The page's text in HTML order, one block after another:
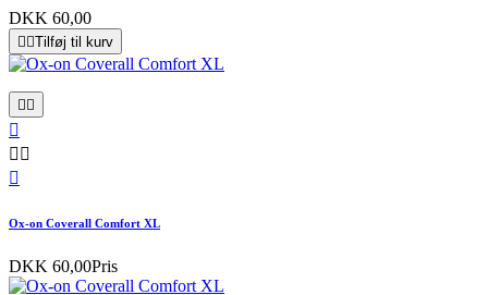
DKK 60,00
 Tilføj til kurv
 

 

Ox-on Coverall Comfort XL
DKK 60,00Pris